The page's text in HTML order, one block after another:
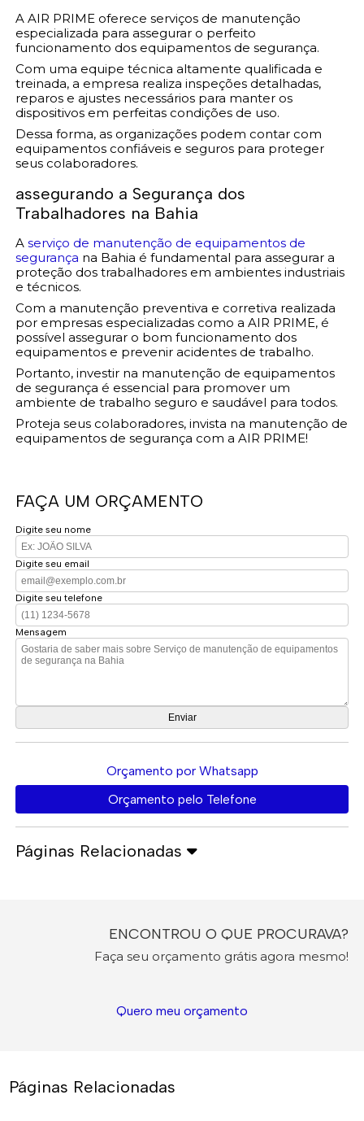
A AIR PRIME oferece serviços de manutenção
especializada para assegurar o perfeito
funcionamento dos equipamentos de segurança.
Com uma equipe técnica altamente qualificada e
treinada, a empresa realiza inspeções detalhadas,
reparos e ajustes necessários para manter os
dispositivos em perfeitas condições de uso.
Dessa forma, as organizações podem contar com
equipamentos confiáveis e seguros para proteger
seus colaboradores.
assegurando a Segurança dos
Trabalhadores na Bahia
Aserviço de manutenção de equipamentos de
segurança na Bahia é fundamental para assegurar a
proteção dos trabalhadores em ambientes industriais
e técnicos.
Com a manutenção preventiva e corretiva realizada
por empresas especializadas como a AIR PRIME, é
possível assegurar o bom funcionamento dos
equipamentos e prevenir acidentes de trabalho.
Portanto, investir na manutenção de equipamentos
de segurança é essencial para promover um
ambiente de trabalho seguro e saudável para todos.
Proteja seus colaboradores, invista na manutenção de
equipamentos de segurança com a AIR PRIME!
FAÇA UM ORÇAMENTO
Digite seu nome
Digite seu email
Digite seu telefone
Mensagem
Orçamento por Whatsapp
Orçamento pelo Telefone
Páginas Relacionadas
ENCONTROU O QUE PROCURAVA?
Faça seu orçamento grátis agora mesmo!
Quero meu orçamento
Páginas Relacionadas